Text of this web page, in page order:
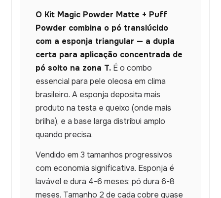
O Kit Magic Powder Matte + Puff
Powder combina o pó translúcido
com a esponja triangular — a dupla
certa para aplicação concentrada de
pó solto na zona T. É o combo
essencial para pele oleosa em clima
brasileiro. A esponja deposita mais
produto na testa e queixo (onde mais
brilha), e a base larga distribui amplo
quando precisa.
Vendido em 3 tamanhos progressivos
com economia significativa. Esponja é
lavável e dura 4-6 meses; pó dura 6-8
meses. Tamanho 2 de cada cobre quase